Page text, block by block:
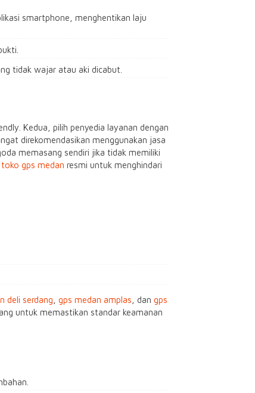
smartphone, menghentikan laju
tidak wajar atau aki dicabut.
Kedua, pilih penyedia layanan dengan
direkomendasikan menggunakan jasa
memasang sendiri jika tidak memiliki
toko gps medan resmi untuk menghindari
deli serdang gps medan amplas , dan gps
untuk memastikan standar keamanan